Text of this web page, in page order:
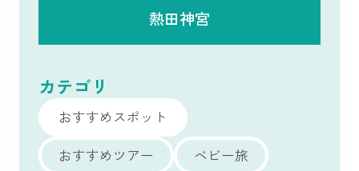
熱田神宮
カテゴリ
おすすめスポット
おすすめツアー
ベビー旅